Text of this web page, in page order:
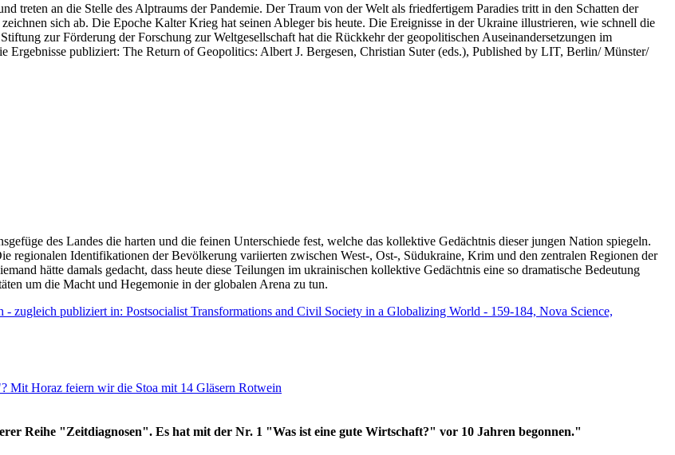
treten an die Stelle des Alptraums der Pandemie. Der Traum von der Welt als friedfertigem Paradies tritt in den Schatten der
sich ab. Die Epoche Kalter Krieg hat seinen Ableger bis heute. Die Ereignisse in der Ukraine illustrieren, wie schnell die
zur Förderung der Forschung zur Weltgesellschaft hat die Rückkehr der geopolitischen Auseinandersetzungen im
Ergebnisse publiziert: The Return of Geopolitics: Albert J. Bergesen, Christian Suter (eds.), Published by LIT, Berlin/ Münster/
des Landes die harten und die feinen Unterschiede fest, welche das kollektive Gedächtnis dieser jungen Nation spiegeln.
Identifikationen der Bevölkerung variierten zwischen West-, Ost-, Südukraine, Krim und den zentralen Regionen der
hätte damals gedacht, dass heute diese Teilungen im ukrainischen kollektive Gedächtnis eine so dramatische Bedeutung
um die Macht und Hegemonie in der globalen Arena zu tun.
zugleich publiziert in: Postsocialist Transformations and Civil Society in a Globalizing World - 159-184, Nova Science,
Mit Horaz feiern wir die Stoa mit 14 Gläsern Rotwein
Reihe "Zeitdiagnosen". Es hat mit der Nr. 1 "Was ist eine gute Wirtschaft?" vor 10 Jahren begonnen."